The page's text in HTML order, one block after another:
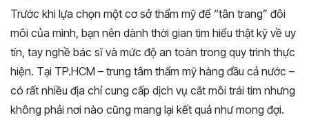
Trước khi lựa chọn một cơ sở thẩm mỹ để “tân trang” đôi
môi của mình, bạn nên dành thời gian tìm hiểu thật kỹ về uy
tín, tay nghề bác sĩ và mức độ an toàn trong quy trình thực
hiện. Tại TP.HCM – trung tâm thẩm mỹ hàng đầu cả nước –
có rất nhiều địa chỉ cung cấp dịch vụ cắt môi trái tim nhưng
không phải nơi nào cũng mang lại kết quả như mong đợi.